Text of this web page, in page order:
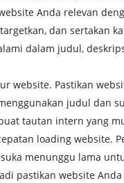
Anda relevan
dan sertakan
dalam judul,
website. Pastikan
judul dan
tautan intern yang
loading website.
menunggu lama
pastikan website